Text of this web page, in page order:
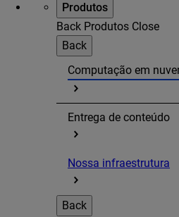
Produtos
Back Produtos Close
Back
Computação em
Entrega de conteúdo
Nossa infraestrutura
Back